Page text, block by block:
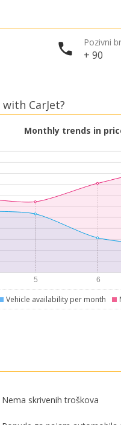
Pozivni
+ 90
CarJet?
Monthly trends in
Vehicle availability per month
Nema skrivenih troškova